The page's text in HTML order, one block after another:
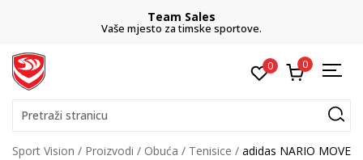
Team Sales
Vaše mjesto za timske sportove.
0 0
Pretraži stranicu
Sport Vision Proizvodi Obuća Tenisice adidas NARIO MOVE